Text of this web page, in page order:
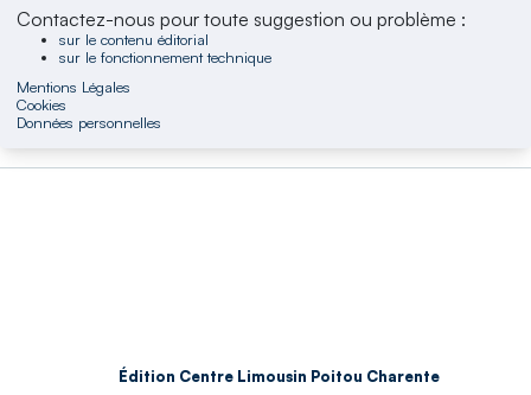
Contactez-nous pour toute suggestion ou problème :
sur le contenu éditorial
sur le fonctionnement technique
Mentions Légales
Cookies
Données personnelles
Édition Centre Limousin Poitou Charente